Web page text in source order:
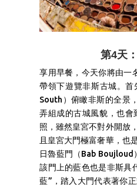
第4天
享用早餐， 今天你將由一
帶領下遊覽非斯古城。
South）俯瞰非斯的全景
弄組成的古城風貌，也會
照，雖然皇宮不對外開放
且皇宮大門極富奢華，也
日魯藍門（Bab Boujloud
該門上的藍色也是非斯具
藍”，踏入大門代表著你